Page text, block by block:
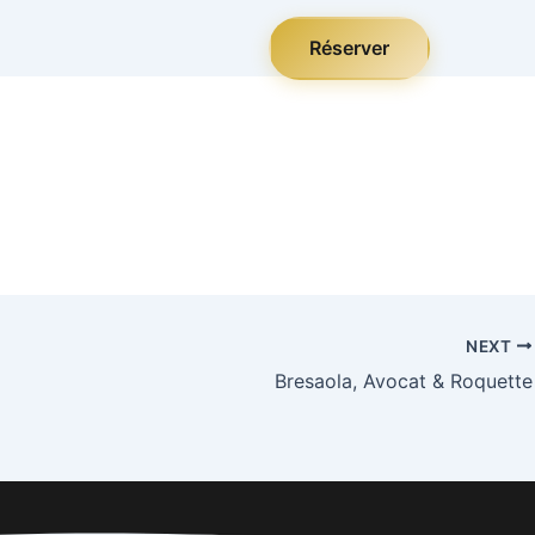
Réserver
NEXT
Bresaola, Avocat & Roquette